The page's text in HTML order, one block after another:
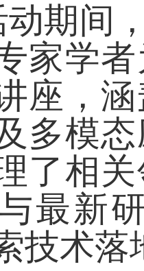
动期间
家学者
座，
多模
了相
最新
技术落